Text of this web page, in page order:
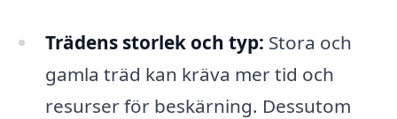
Trädens storlek och typ: Stora och
gamla träd kan kräva mer tid och
resurser för beskärning. Dessutom